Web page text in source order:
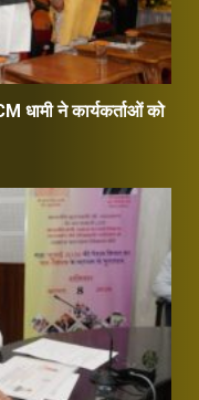
धामी ने कार्यकर्ताओं को